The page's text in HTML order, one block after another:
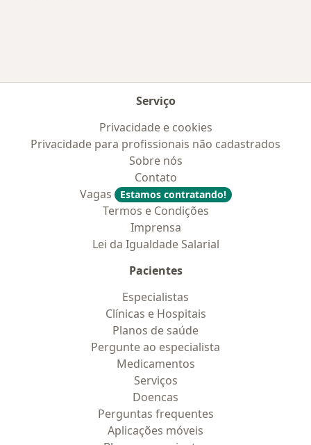
Serviço
Privacidade e cookies
Privacidade para profissionais não cadastrados
Sobre nós
Contato
Vagas
Estamos contratando!
Termos e Condições
Imprensa
Lei da Igualdade Salarial
Pacientes
Especialistas
Clínicas e Hospitais
Planos de saúde
Pergunte ao especialista
Medicamentos
Serviços
Doencas
Perguntas frequentes
Aplicações móveis